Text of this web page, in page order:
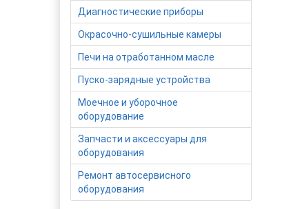
Диагностические приборы
Окрасочно-сушильные камеры
Печи на отработанном масле
Пуско-зарядные устройства
Моечное и уборочное
оборудование
Запчасти и аксессуары для
оборудования
Ремонт автосервисного
оборудования